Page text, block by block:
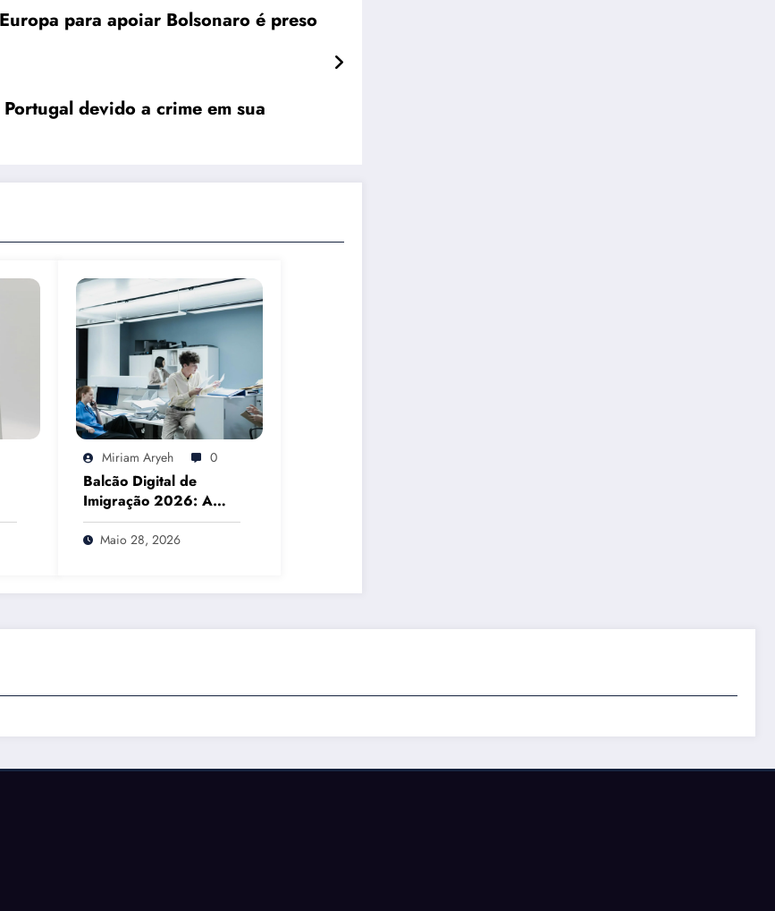
para apoiar Bolsonaro é preso
devido a crime em sua
Miriam Aryeh 0
Balcão Digital de
Imigração 2026: A
Realidade do
Atendimento
Maio 28, 2026